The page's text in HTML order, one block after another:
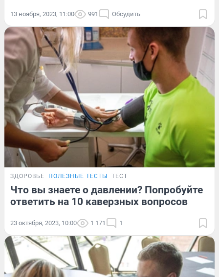
13 ноября, 2023, 11:00 991 Обсудить
ЗДОРОВЬЕ ПОЛЕЗНЫЕ ТЕСТЫ ТЕСТ
Что вы знаете о давлении? Попробуйте
ответить на 10 каверзных вопросов
23 октября, 2023, 10:00 1 171 1